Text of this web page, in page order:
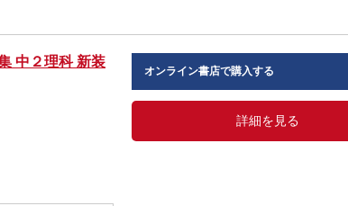
中２理科 新装
オンライン書店で購入する
詳細を見る